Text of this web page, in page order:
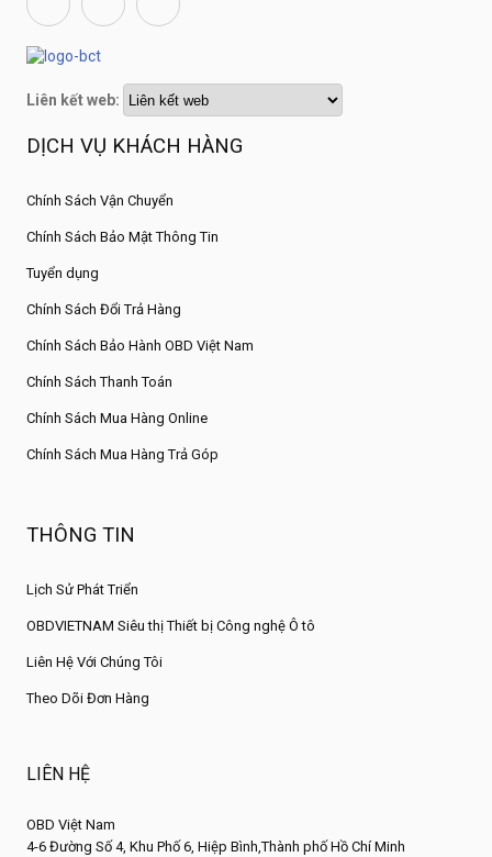
Liên kết web:
DỊCH VỤ KHÁCH HÀNG
Chính Sách Vận Chuyển
Chính Sách Bảo Mật Thông Tin
Tuyển dụng
Chính Sách Đổi Trả Hàng
Chính Sách Bảo Hành OBD Việt Nam
Chính Sách Thanh Toán
Chính Sách Mua Hàng Online
Chính Sách Mua Hàng Trả Góp
THÔNG TIN
Lịch Sử Phát Triển
OBDVIETNAM Siêu thị Thiết bị Công nghệ Ô tô
Liên Hệ Với Chúng Tôi
Theo Dõi Đơn Hàng
LIÊN HỆ
OBD Việt Nam
4-6 Đường Số 4, Khu Phố 6, Hiệp Bình,Thành phố Hồ Chí Minh